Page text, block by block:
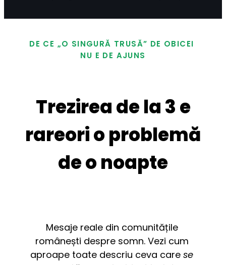
DE CE „O SINGURĂ TRUSĂ” DE OBICEI
NU E DE AJUNS
Trezirea de la 3 e
rareori o problemă
de o noapte
Mesaje reale din comunitățile
românești despre somn. Vezi cum
aproape toate descriu ceva care se